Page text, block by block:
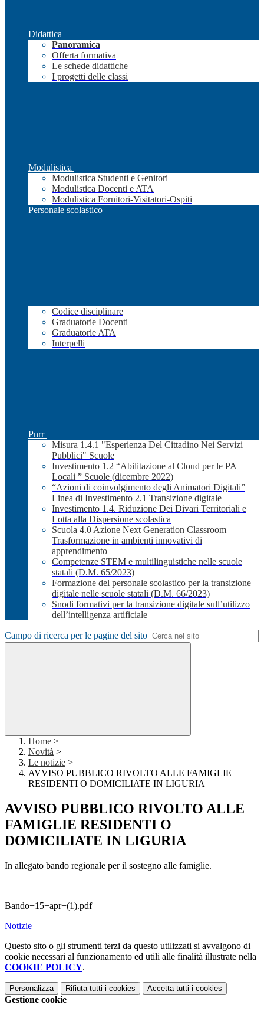
Didattica
Panoramica
Offerta formativa
Le schede didattiche
I progetti delle classi
Modulistica
Modulistica Studenti e Genitori
Modulistica Docenti e ATA
Modulistica Fornitori-Visitatori-Ospiti
Personale scolastico
Codice disciplinare
Graduatorie Docenti
Graduatorie ATA
Interpelli
Pnrr
Misura 1.4.1 "Esperienza Del Cittadino Nei Servizi
Pubblici" Scuole
Investimento 1.2 “Abilitazione al Cloud per le PA
Locali ” Scuole (dicembre 2022)
“Azioni di coinvolgimento degli Animatori Digitali”
Linea di Investimento 2.1 Transizione digitale
Investimento 1.4. Riduzione Dei Divari Territoriali e
Lotta alla Dispersione scolastica
Scuola 4.0 Azione Next Generation Classroom
Trasformazione in ambienti innovativi di
apprendimento
Competenze STEM e multilinguistiche nelle scuole
statali (D.M. 65/2023)
Formazione del personale scolastico per la transizione
digitale nelle scuole statali (D.M. 66/2023)
Snodi formativi per la transizione digitale sull’utilizzo
dell’intelligenza artificiale
Campo di ricerca per le pagine del sito
Home >
Novità >
Le notizie >
AVVISO PUBBLICO RIVOLTO ALLE FAMIGLIE
RESIDENTI O DOMICILIATE IN LIGURIA
AVVISO PUBBLICO RIVOLTO ALLE
FAMIGLIE RESIDENTI O
DOMICILIATE IN LIGURIA
In allegato bando regionale per il sostegno alle famiglie.
Bando+15+apr+(1).pdf
Notizie
Questo sito o gli strumenti terzi da questo utilizzati si avvalgono di
cookie necessari al funzionamento ed utili alle finalità illustrate nella
COOKIE POLICY.
Personalizza Rifiuta tutti i cookies Accetta tutti i cookies
Gestione cookie